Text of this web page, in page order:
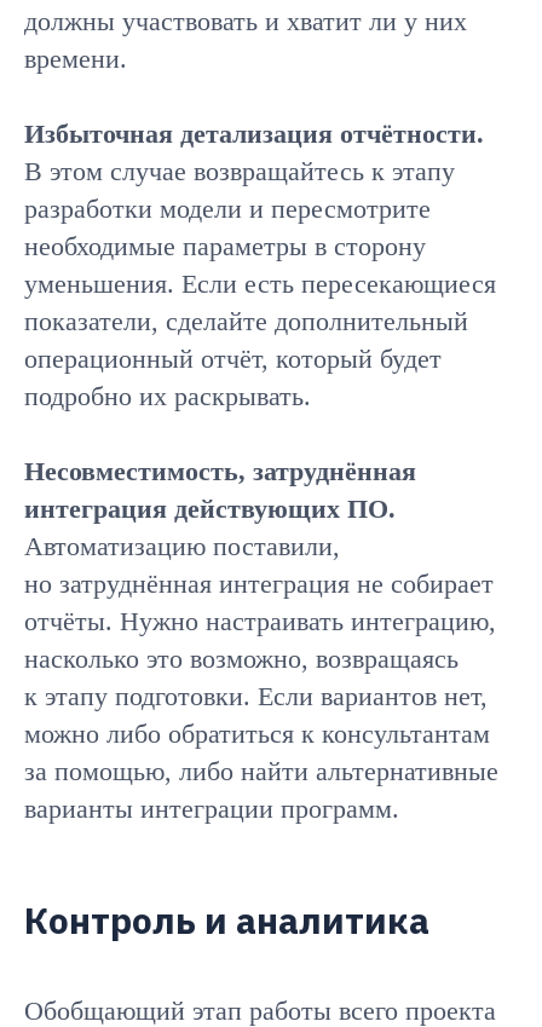
должны участвовать и хватит ли у них
времени.
Избыточная детализация отчётности.
В этом случае возвращайтесь к этапу
разработки модели и пересмотрите
необходимые параметры в сторону
уменьшения. Если есть пересекающиеся
показатели, сделайте дополнительный
операционный отчёт, который будет
подробно их раскрывать.
Несовместимость, затруднённая
интеграция действующих ПО.
Автоматизацию поставили,
но затруднённая интеграция не собирает
отчёты. Нужно настраивать интеграцию,
насколько это возможно, возвращаясь
к этапу подготовки. Если вариантов нет,
можно либо обратиться к консультантам
за помощью, либо найти альтернативные
варианты интеграции программ.
Контроль и аналитика
Обобщающий этап работы всего проекта